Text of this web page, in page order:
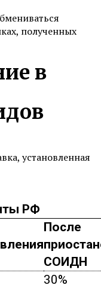
полученных
в
установленная
РФ
После
СОИДН
30%